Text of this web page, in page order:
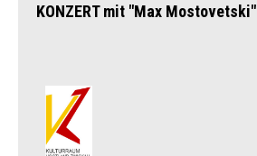
KONZERT mit "Max Mostovetski"